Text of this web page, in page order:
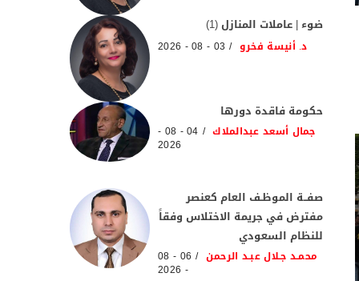
ضوء | عاملات المنازل (1)
د. أنيسة فخرو 03 - 08 - 2026
حكومة فاقدة دورها
جمال أسعد عبدالملاك 04 - 08 -
2026
صفــة الموظـف العام كعنصر
مفترض في جريمة الاختلاس وفقاً
للنظام السعودي
محمـد جـلال عبـد الرحمن 06 - 08
- 2026